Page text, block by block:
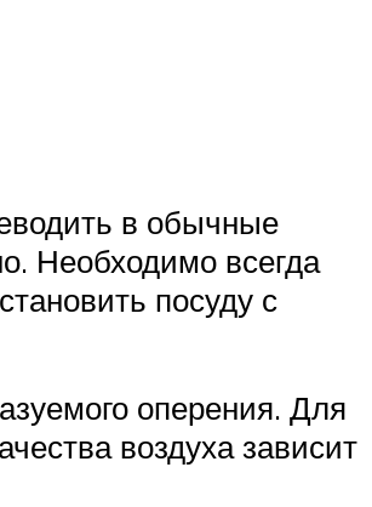
в обычные
Необходимо всегда
посуду с
оперения. Для
воздуха зависит